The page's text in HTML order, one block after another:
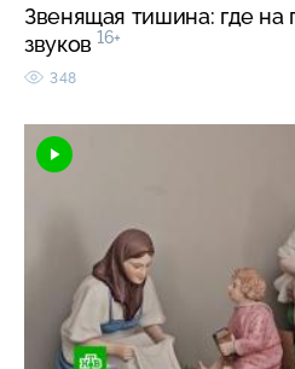
Звенящая тишина: где на
звуков 16+
348